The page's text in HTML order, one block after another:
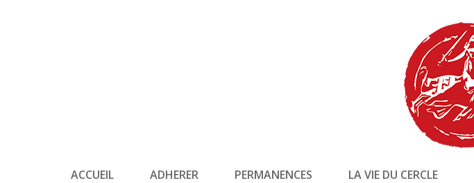
ACCUEIL ADHERER PERMANENCES LA VIE DU CERCLE